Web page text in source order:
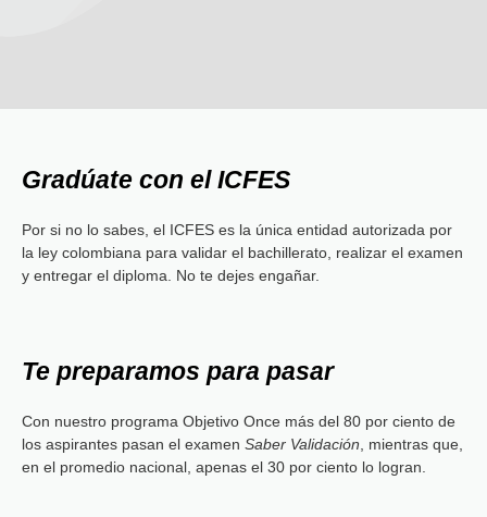
Gradúate con el ICFES
Por si no lo sabes, el ICFES es la única entidad autorizada por
la ley colombiana para validar el bachillerato, realizar el examen
y entregar el diploma. No te dejes engañar.
Te preparamos para pasar
Con nuestro programa Objetivo Once más del 80 por ciento de
los aspirantes pasan el examen Saber Validación , mientras que,
en el promedio nacional, apenas el 30 por ciento lo logran.